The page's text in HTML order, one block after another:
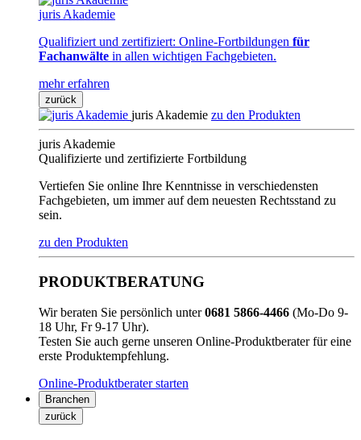
juris Akademie
Qualifiziert und zertifiziert: Online-Fortbildungen für
Fachanwälte in allen wichtigen Fachgebieten.
mehr erfahren
zurück
juris Akademie zu den Produkten
juris Akademie
Qualifizierte und zertifizierte Fortbildung
Vertiefen Sie online Ihre Kenntnisse in verschiedensten
Fachgebieten, um immer auf dem neuesten Rechtsstand zu
sein.
zu den Produkten
PRODUKTBERATUNG
Wir beraten Sie persönlich unter0681 5866-4466 (Mo-Do 9-
18 Uhr, Fr 9-17 Uhr).
Testen Sie auch gerne unseren Online-Produktberater für eine
erste Produktempfehlung.
Online-Produktberater starten
Branchen
zurück